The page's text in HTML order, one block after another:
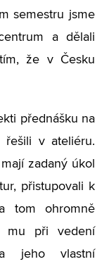
semestru jsme
a dělali
že v Česku
přednášku na
v ateliéru.
zadaný úkol
přistupovali k
tom ohromně
mu při vedení
jeho vlastní